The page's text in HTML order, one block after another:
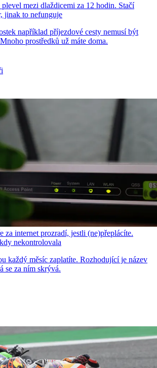
plevel mezi dlaždicemi za 12 hodin. Stačí
jinak to nefunguje
například příjezdové cesty nemusí být
prostředků už máte doma.
za internet prozradí, jestli (ne)přeplácíte.
nekontrolovala
každý měsíc zaplatíte. Rozhodující je název
se za ním skrývá.